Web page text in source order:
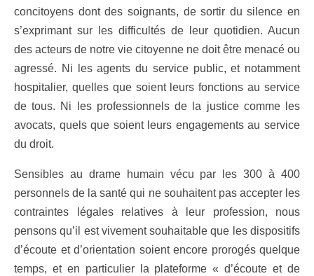
concitoyens dont des soignants, de sortir du silence en
s’exprimant sur les difficultés de leur quotidien. Aucun
des acteurs de notre vie citoyenne ne doit être menacé ou
agressé. Ni les agents du service public, et notamment
hospitalier, quelles que soient leurs fonctions au service
de tous. Ni les professionnels de la justice comme les
avocats, quels que soient leurs engagements au service
du droit.
Sensibles au drame humain vécu par les 300 à 400
personnels de la santé qui ne souhaitent pas accepter les
contraintes légales relatives à leur profession, nous
pensons qu’il est vivement souhaitable que les dispositifs
d’écoute et d’orientation soient encore prorogés quelque
temps, et en particulier la plateforme « d’écoute et de